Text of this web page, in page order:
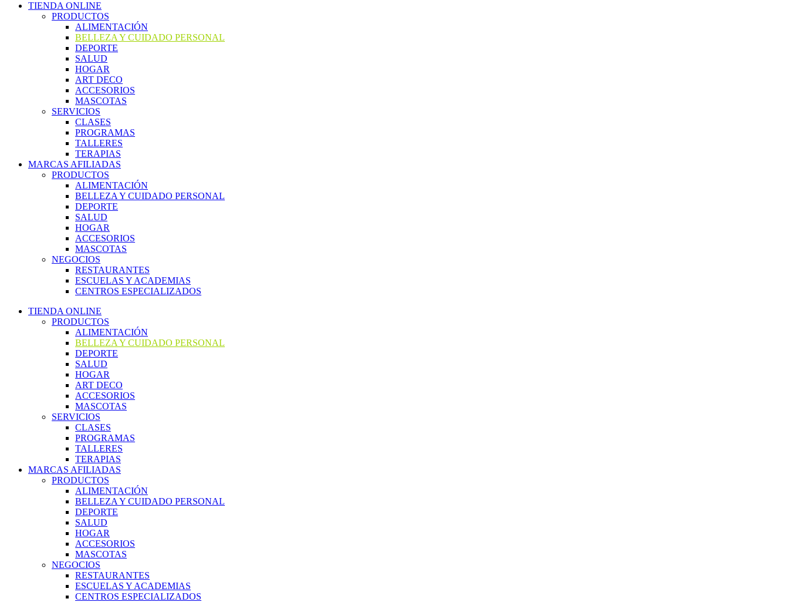
TIENDA ONLINE
PRODUCTOS
ALIMENTACIÓN
BELLEZA Y CUIDADO PERSONAL
DEPORTE
SALUD
HOGAR
ART DECO
ACCESORIOS
MASCOTAS
SERVICIOS
CLASES
PROGRAMAS
TALLERES
TERAPIAS
MARCAS AFILIADAS
PRODUCTOS
ALIMENTACIÓN
BELLEZA Y CUIDADO PERSONAL
DEPORTE
SALUD
HOGAR
ACCESORIOS
MASCOTAS
NEGOCIOS
RESTAURANTES
ESCUELAS Y ACADEMIAS
CENTROS ESPECIALIZADOS
TIENDA ONLINE
PRODUCTOS
ALIMENTACIÓN
BELLEZA Y CUIDADO PERSONAL
DEPORTE
SALUD
HOGAR
ART DECO
ACCESORIOS
MASCOTAS
SERVICIOS
CLASES
PROGRAMAS
TALLERES
TERAPIAS
MARCAS AFILIADAS
PRODUCTOS
ALIMENTACIÓN
BELLEZA Y CUIDADO PERSONAL
DEPORTE
SALUD
HOGAR
ACCESORIOS
MASCOTAS
NEGOCIOS
RESTAURANTES
ESCUELAS Y ACADEMIAS
CENTROS ESPECIALIZADOS